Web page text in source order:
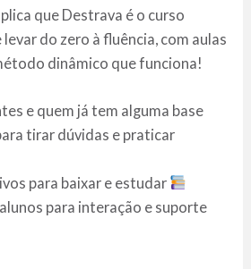
que Destrava é o curso
do zero à fluência, com aulas
dinâmico que funciona!
e quem já tem alguma base
tirar dúvidas e praticar
para baixar e estudar
para interação e suporte